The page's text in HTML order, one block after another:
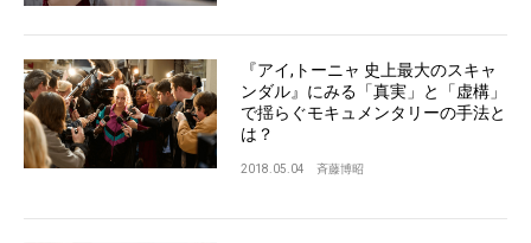
『アイ,トーニャ 史上最大のスキャ
ンダル』にみる「真実」と「虚構」
で揺らぐモキュメンタリーの手法と
は？
2018.05.04 斉藤博昭